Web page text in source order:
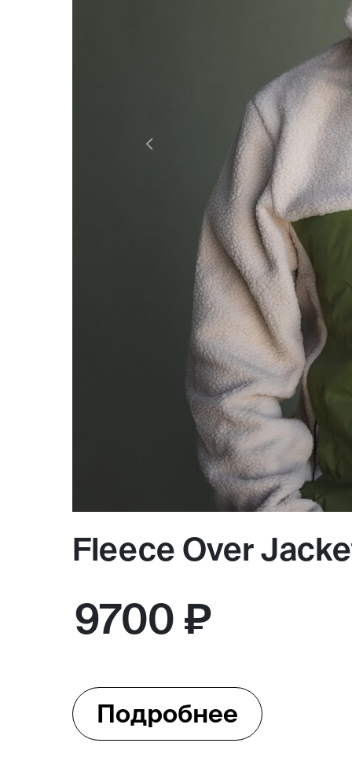
Previous
Fleece Over
9700 ₽
Подробнее